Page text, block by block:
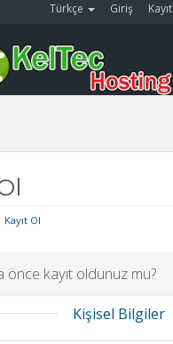
Türkçe Giriş Kayıt
Kayıt Ol
önce kayıt oldunuz mu?
Kişisel Bilgiler